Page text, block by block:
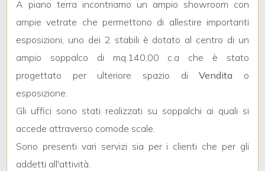
A piano terra incontriamo un ampio showroom con
ampie vetrate che permettono di allestire importanti
esposizioni, uno dei 2 stabili è dotato al centro di un
ampio soppalco di mq.140,00 c.a che è stato
progettato per ulteriore spazio diVendita o
esposizione.
Gli uffici sono stati realizzati su soppalchi ai quali si
accede attraverso comode scale.
Sono presenti vari servizi sia per i clienti che per gli
addetti all'attività.
Qualsiasi
1
2